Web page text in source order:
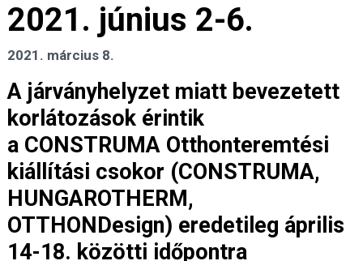
2021. június 2-6.
2021. március 8.
A járványhelyzet miatt bevezetett
korlátozások érintik
a CONSTRUMA Otthonteremtési
kiállítási csokor (CONSTRUMA,
HUNGAROTHERM,
OTTHONDesign) eredetileg április
14-18. közötti időpontra